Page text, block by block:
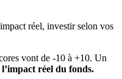
réel, investir selon vos
vont de -10 à +10. Un
réel du fonds.